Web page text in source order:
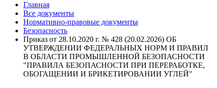
Главная
Все документы
Нормативно-правовые документы
Безопасность
Приказ от 28.10.2020 г. № 428 (20.02.2026) ОБ
УТВЕРЖДЕНИИ ФЕДЕРАЛЬНЫХ НОРМ И ПРАВИЛ
В ОБЛАСТИ ПРОМЫШЛЕННОЙ БЕЗОПАСНОСТИ
"ПРАВИЛА БЕЗОПАСНОСТИ ПРИ ПЕРЕРАБОТКЕ,
ОБОГАЩЕНИИ И БРИКЕТИРОВАНИИ УГЛЕЙ"